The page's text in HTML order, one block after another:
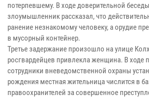
потерпевшему. В ходе доверительной
злоумышленник рассказал, что
ранение незнакомому человеку, а орудие
в мусорный контейнер.
Третье задержание произошло на улице
росгвардейцев привлекла женщина. В ходе
сотрудники вневедомственной охраны
рождения местная жительница числится в
правоохранителей за совершенное